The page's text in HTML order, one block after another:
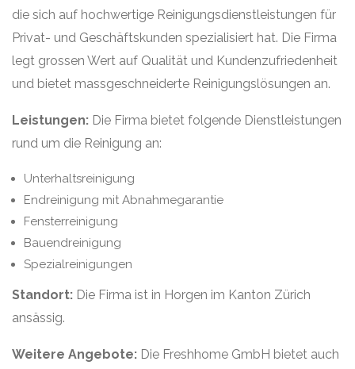
die sich auf hochwertige Reinigungsdienstleistungen für
Privat- und Geschäftskunden spezialisiert hat. Die Firma
legt grossen Wert auf Qualität und Kundenzufriedenheit
und bietet massgeschneiderte Reinigungslösungen an.
Leistungen: Die Firma bietet folgende Dienstleistungen
rund um die Reinigung an:
Unterhaltsreinigung
Endreinigung mit Abnahmegarantie
Fensterreinigung
Bauendreinigung
Spezialreinigungen
Standort: Die Firma ist in Horgen im Kanton Zürich
ansässig.
Weitere Angebote: Die Freshhome GmbH bietet auch